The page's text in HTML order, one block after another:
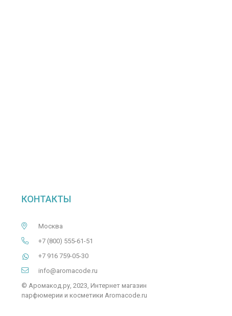
КОНТАКТЫ
Москва
+7 (800) 555-61-51
+7 916 759-05-30
info@aromacode.ru
© Аромакод.ру, 2023, Интернет магазин
парфюмерии и косметики Aromacode.ru